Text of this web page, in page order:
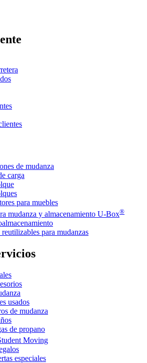
de mudanza
carga
para muebles
mudanza y almacenamiento U-Box®
para mudanzas
usados
de mudanza
de propano
Moving
especiales